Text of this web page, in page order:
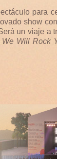
para
show
un viaje a
We Will Rock